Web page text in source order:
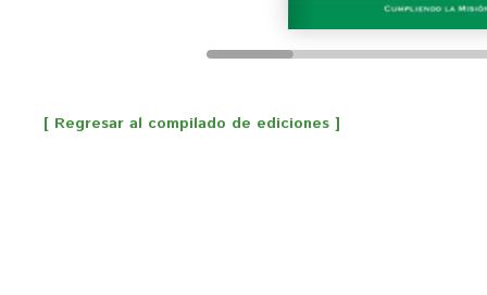
[ Regresar al compilado de ediciones ]